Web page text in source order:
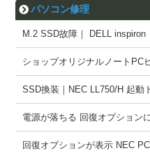
パソコン修理
M.2 SSD故障｜ DELL inspiron
ショップオリジナルノートPC
SSD換装｜NEC LL750/H 起動
電源が落ちる 回復オプション
回復オプションが表示 NEC